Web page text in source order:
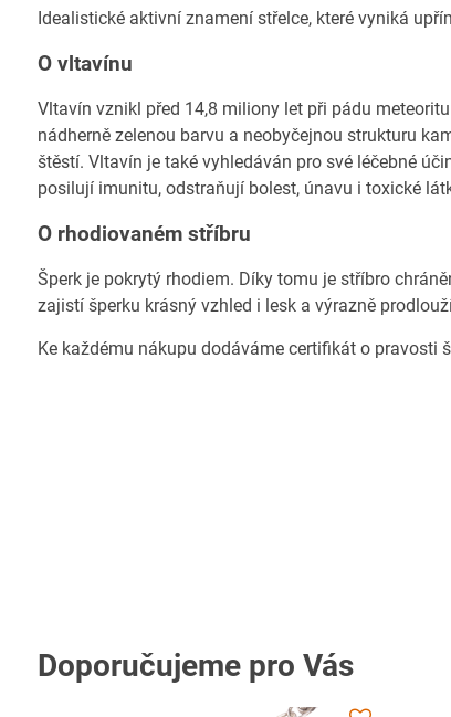
Idealistické aktivní znamení střelce, které vyniká
O vltavínu
Vltavín vznikl před 14,8 miliony let při pádu
nádherně zelenou barvu a neobyčejnou strukturu
štěstí. Vltavín je také vyhledáván pro své léčebné
posilují imunitu, odstraňují bolest, únavu i toxické
O rhodiovaném stříbru
Šperk je pokrytý rhodiem. Díky tomu je stříbro
zajistí šperku krásný vzhled i lesk a výrazně
Ke každému nákupu dodáváme certifikát o pravosti
Doporučujeme pro Vás